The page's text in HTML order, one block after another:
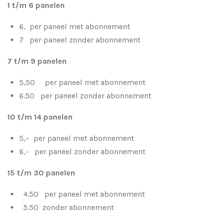
1 t/m 6 panelen
6, per paneel met abonnement
7 per paneel zonder abonnement
7 t/m 9 panelen
5,50 per paneel met abonnement
6.50 per paneel zonder abonnement
10 t/m 14 panelen
5,– per paneel met abonnement
6,- per paneel zonder abonnement
15 t/m 30 panelen
4.50 per paneel met abonnement
5.50 zonder abonnement